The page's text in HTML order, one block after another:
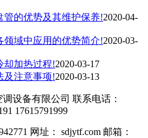
管的优势及其维护保养!2020-04-
领域中应用的优势简介!2020-03-
却加热过程!2020-03-17
及注意事项!2020-03-13
设备有限公司 联系电话：
17615791999
网址： sdjytf.com 邮箱：